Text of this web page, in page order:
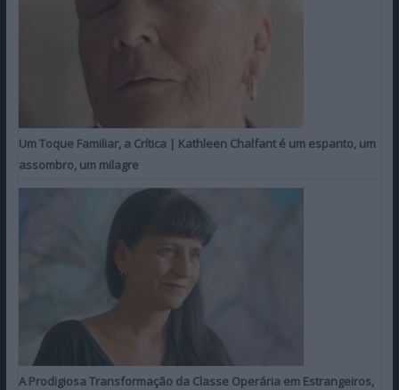
Um Toque Familiar, a Crítica | Kathleen Chalfant é um espanto, um
assombro, um milagre
A Prodigiosa Transformação da Classe Operária em Estrangeiros,